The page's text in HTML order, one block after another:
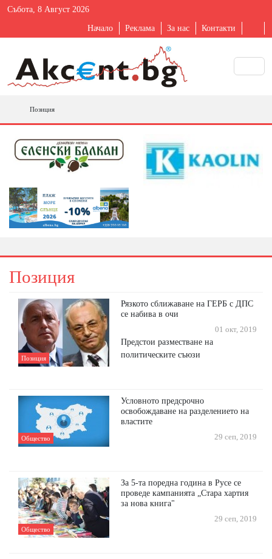
Събота, 8 Август 2026
Начало Реклама За нас Контакти
Позиция
Позиция
Позиция
Рязкото сближаване на ГЕРБ с ДПС
се набива в очи
01 окт, 2019
Предстои разместване на
политическите съюзи
Общество
Условното предсрочно
освобождаване на разделението на
властите
29 сеп, 2019
Общество
За 5-та поредна година в Русе се
проведе кампанията „Стара хартия
за нова книга"
29 сеп, 2019